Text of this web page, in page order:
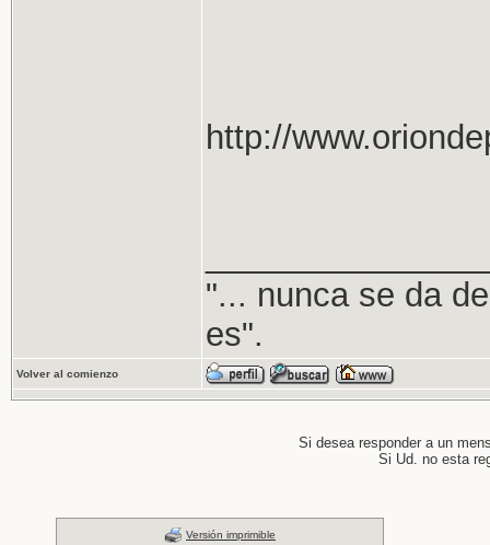
http://
"... nunca se da
es".
Volver al comienzo
Si desea responder a un
Si Ud. no esta
Versión imprimible